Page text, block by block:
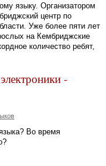
языку. Организатором
центр по
Уже более пяти лет
на Кембриджские
количество ребят,
-
Во время